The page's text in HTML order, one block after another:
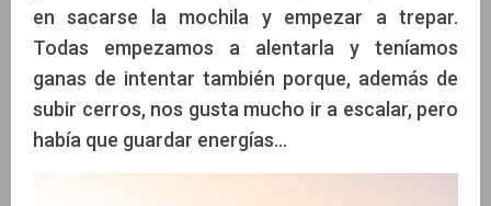
en sacarse la mochila y empezar a trepar.
Todas empezamos a alentarla y teníamos
ganas de intentar también porque, además de
subir cerros, nos gusta mucho ir a escalar, pero
había que guardar energías…